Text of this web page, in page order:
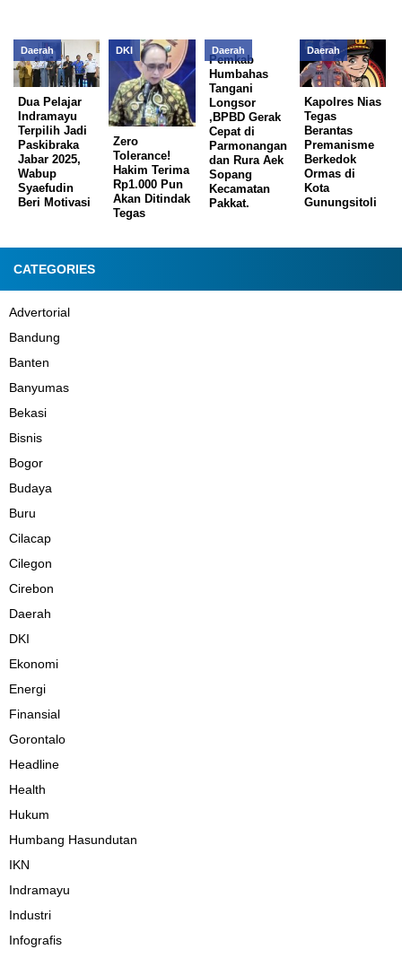
Daerah
Dua Pelajar
Indramayu
Terpilih Jadi
Paskibraka
Jabar 2025,
Wabup
Syaefudin
Beri Motivasi
DKI
Zero
Tolerance!
Hakim Terima
Rp1.000 Pun
Akan Ditindak
Tegas
Daerah
Pemkab
Humbahas
Tangani
Longsor
,BPBD Gerak
Cepat di
Parmonangan
dan Rura Aek
Sopang
Kecamatan
Pakkat.
Daerah
Kapolres Nias
Tegas
Berantas
Premanisme
Berkedok
Ormas di
Kota
Gunungsitoli
CATEGORIES
Advertorial
Bandung
Banten
Banyumas
Bekasi
Bisnis
Bogor
Budaya
Buru
Cilacap
Cilegon
Cirebon
Daerah
DKI
Ekonomi
Energi
Finansial
Gorontalo
Headline
Health
Hukum
Humbang Hasundutan
IKN
Indramayu
Industri
Infografis